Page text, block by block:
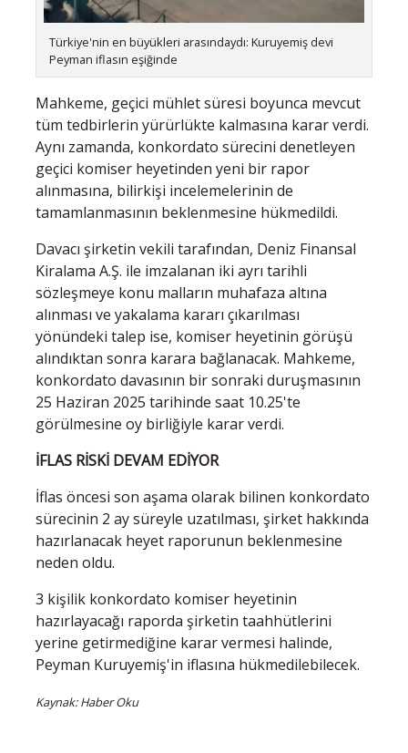
Türkiye'nin en büyükleri arasındaydı: Kuruyemiş devi
Peyman iflasın eşiğinde
Mahkeme, geçici mühlet süresi boyunca mevcut
tüm tedbirlerin yürürlükte kalmasına karar verdi.
Aynı zamanda, konkordato sürecini denetleyen
geçici komiser heyetinden yeni bir rapor
alınmasına, bilirkişi incelemelerinin de
tamamlanmasının beklenmesine hükmedildi.
Davacı şirketin vekili tarafından, Deniz Finansal
Kiralama A.Ş. ile imzalanan iki ayrı tarihli
sözleşmeye konu malların muhafaza altına
alınması ve yakalama kararı çıkarılması
yönündeki talep ise, komiser heyetinin görüşü
alındıktan sonra karara bağlanacak. Mahkeme,
konkordato davasının bir sonraki duruşmasının
25 Haziran 2025 tarihinde saat 10.25'te
görülmesine oy birliğiyle karar verdi.
İFLAS RİSKİ DEVAM EDİYOR
İflas öncesi son aşama olarak bilinen konkordato
sürecinin 2 ay süreyle uzatılması, şirket hakkında
hazırlanacak heyet raporunun beklenmesine
neden oldu.
3 kişilik konkordato komiser heyetinin
hazırlayacağı raporda şirketin taahhütlerini
yerine getirmediğine karar vermesi halinde,
Peyman Kuruyemiş'in iflasına hükmedilebilecek.
Kaynak: Haber Oku